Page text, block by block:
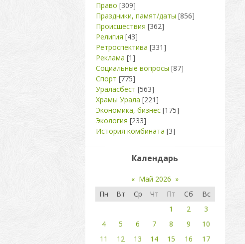
Право [309]
Праздники, памят/даты [856]
Происшествия [362]
Религия [43]
Ретроспектива [331]
Реклама [1]
Социальные вопросы [87]
Спорт [775]
Ураласбест [563]
Храмы Урала [221]
Экономика, бизнес [175]
Экология [233]
История комбината [3]
Календарь
« Май 2026 »
Пн
Вт Ср Чт Пт Сб
Вс
1
2
3
4
5 6 7 8 9
10
11
12 13 14 15 16
17